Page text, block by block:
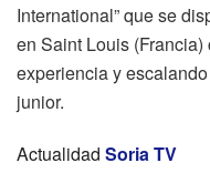
International” que se
en Saint Louis
experiencia y
junior.
Actualidad Soria TV